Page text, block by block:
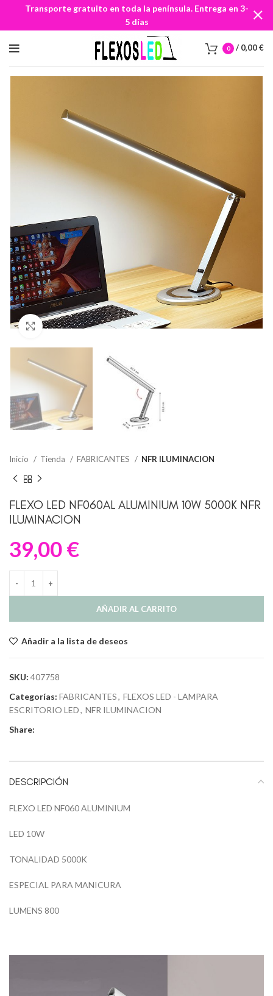
0 / 0,00€
Clic para ampliar
Inicio Tienda FABRICANTES NFR ILUMINACION
FLEXO LED NF060AL ALUMINIUM 10W 5000K NFR
ILUMINACION
39,00€
AÑADIR AL CARRITO
Añadir a la lista de deseos
SKU: 407758
Categorías: FABRICANTES, FLEXOS LED - LAMPARA
ESCRITORIO LED, NFR ILUMINACION
Share:
DESCRIPCIÓN
FLEXO LED NF060 ALUMINIUM
LED 10W
TONALIDAD 5000K
ESPECIAL PARA MANICURA
LUMENS 800
Transporte gratuito en toda la península. Entrega en 3-
5 días